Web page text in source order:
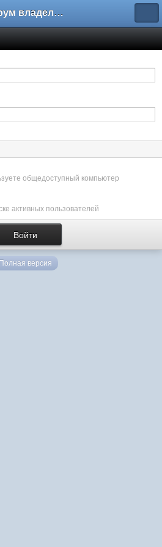
Форум владельцев интернет-магазинов
общедоступный компьютер
активных пользователей
Полная версия